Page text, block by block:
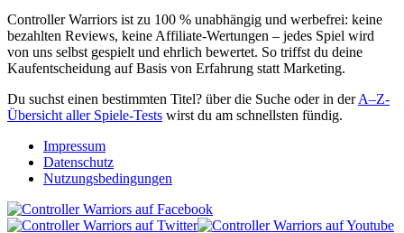
Controller Warriors ist zu 100 % unabhängig und werbefrei: keine
bezahlten Reviews, keine Affiliate-Wertungen – jedes Spiel wird
von uns selbst gespielt und ehrlich bewertet. So triffst du deine
Kaufentscheidung auf Basis von Erfahrung statt Marketing.
Du suchst einen bestimmten Titel? über die Suche oder in derA–Z-
Übersicht aller Spiele-Tests wirst du am schnellsten fündig.
Impressum
Datenschutz
Nutzungsbedingungen